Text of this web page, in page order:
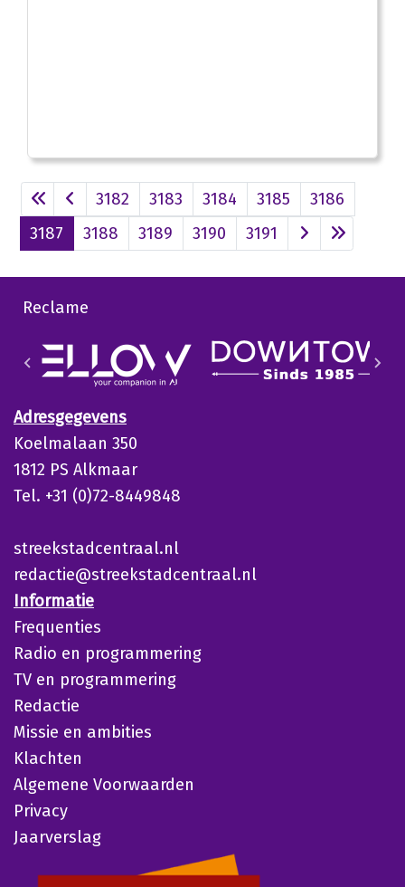
3182 3183 3184 3185
3186
3187
3188 3189 3190 3191
Reclame
Adresgegevens
Koelmalaan 350
1812 PS Alkmaar
Tel. +31 (0)72-8449848
streekstadcentraal.nl
redactie@streekstadcentraal.nl
Informatie
Frequenties
Radio en programmering
TV en programmering
Redactie
Missie en ambities
Klachten
Algemene Voorwaarden
Privacy
Jaarverslag